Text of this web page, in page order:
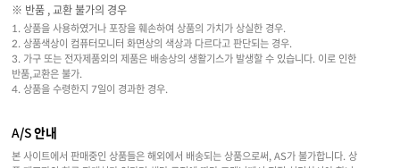
※ 반품 , 교환 불가의 경우
1. 상품을 사용하였거나 포장을 훼손하여 상품의 가치가 상실한 경우.
2. 상품색상이 컴퓨터모니터 화면상의 색상과 다르다고 판단되는 경우.
3. 가구 또는 전자제품외의 제품은 배송상의 생활기스가 발생할 수 있습니다. 이로 인한
반품,교환은 불가.
4. 상품을 수령한지 7일이 경과한 경우.
A/S 안내
본 사이트에서 판매중인 상품들은 해외에서 배송되는 상품으로써, AS가 불가합니다. 상